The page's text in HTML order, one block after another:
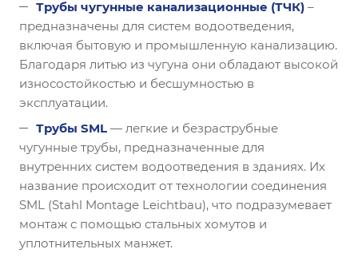
Трубы чугунные канализационные (ТЧК) –
предназначены для систем водоотведения,
включая бытовую и промышленную канализацию.
Благодаря литью из чугуна они обладают высокой
износостойкостью и бесшумностью в
эксплуатации.
Трубы SML — легкие и безраструбные
чугунные трубы, предназначенные для
внутренних систем водоотведения в зданиях. Их
название происходит от технологии соединения
SML (Stahl Montage Leichtbau), что подразумевает
монтаж с помощью стальных хомутов и
уплотнительных манжет.